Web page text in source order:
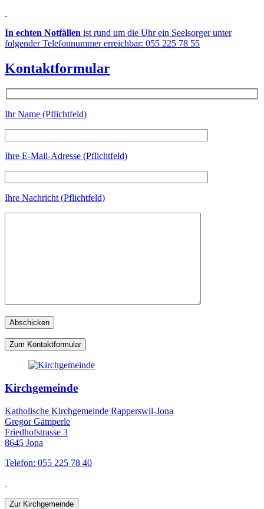
In echten Notfällen ist rund um die Uhr ein Seelsorger unter
folgender Telefonnummer erreichbar: 055 225 78 55
Kontaktformular
Ihr Name (Pflichtfeld)
Ihre E-Mail-Adresse (Pflichtfeld)
Ihre Nachricht (Pflichtfeld)
Zum Kontaktformular
Kirchgemeinde
Katholische Kirchgemeinde Rapperswil-Jona
Gregor Gämperle
Friedhofstrasse 3
8645 Jona
Telefon: 055 225 78 40
Zur Kirchgemeinde